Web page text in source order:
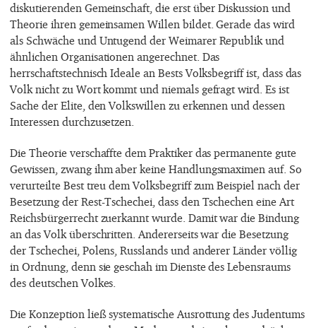
diskutierenden Gemeinschaft, die erst über Diskussion und
Theorie ihren gemeinsamen Willen bildet. Gerade das wird
als Schwäche und Untugend der Weimarer Republik und
ähnlichen Organisationen angerechnet. Das
herrschaftstechnisch Ideale an Bests Volksbegriff ist, dass das
Volk nicht zu Wort kommt und niemals gefragt wird. Es ist
Sache der Elite, den Volkswillen zu erkennen und dessen
Interessen durchzusetzen.
Die Theorie verschaffte dem Praktiker das permanente gute
Gewissen, zwang ihm aber keine Handlungsmaximen auf. So
verurteilte Best treu dem Volksbegriff zum Beispiel nach der
Besetzung der Rest-Tschechei, dass den Tschechen eine Art
Reichsbürgerrecht zuerkannt wurde. Damit war die Bindung
an das Volk überschritten. Andererseits war die Besetzung
der Tschechei, Polens, Russlands und anderer Länder völlig
in Ordnung, denn sie geschah im Dienste des Lebensraums
des deutschen Volkes.
Die Konzeption ließ systematische Ausrottung des Judentums